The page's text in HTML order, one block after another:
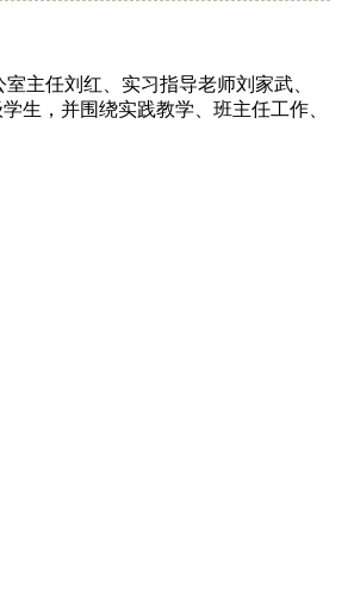
主任刘红、实习指导老师刘家武、
学生 ，并围绕实践教学、班主任工作、